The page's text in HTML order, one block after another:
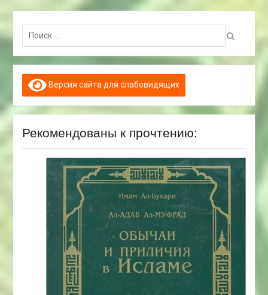
Поиск:
Версия сайта для слабовидящих
Рекомендованы к прочтению: